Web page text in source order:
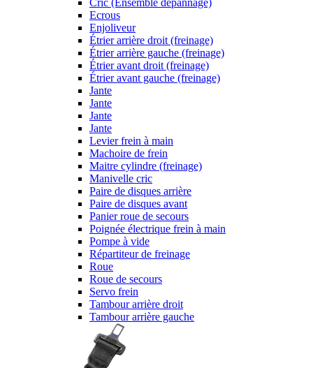
Cric (Ensemble depannage)
Ecrous
Enjoliveur
Étrier arrière droit (freinage)
Étrier arrière gauche (freinage)
Étrier avant droit (freinage)
Étrier avant gauche (freinage)
Jante
Jante
Jante
Jante
Levier frein à main
Machoire de frein
Maitre cylindre (freinage)
Manivelle cric
Paire de disques arrière
Paire de disques avant
Panier roue de secours
Poignée électrique frein à main
Pompe à vide
Répartiteur de freinage
Roue
Roue de secours
Servo frein
Tambour arrière droit
Tambour arrière gauche